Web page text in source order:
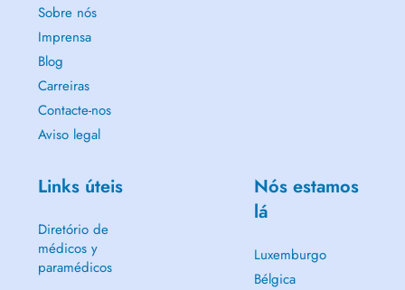
Sobre nós
Imprensa
Blog
Carreiras
Contacte-nos
Aviso legal
Links úteis
Diretório de
médicos y
paramédicos
Nós estamos
lá
Luxemburgo
Bélgica